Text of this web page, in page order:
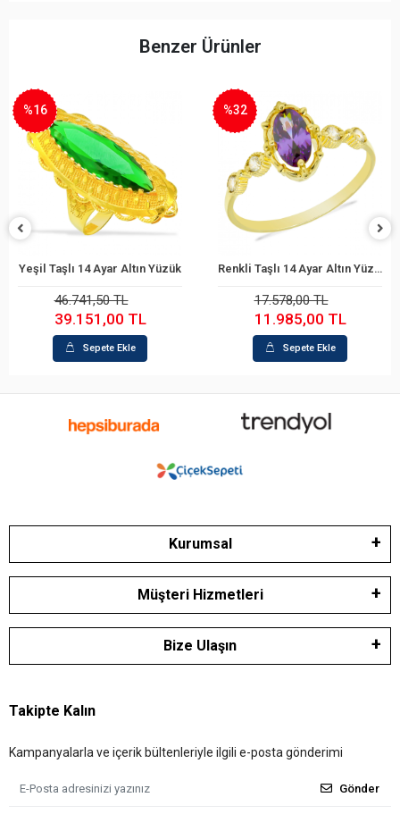
Benzer Ürünler
Sepete Ekle
Yeşil Taşlı 14 Ayar Altın Yüzük
%16
46.741,50 TL
39.151,00 TL
Sepete Ekle
Sepete Ekle
Renkli Taşlı 14 Ayar Altın Yüzük
%32
17.578,00 TL
11.985,00 TL
Sepete Ekle
Kurumsal
Müşteri Hizmetleri
Bize Ulaşın
Takipte Kalın
Kampanyalarla ve içerik bültenleriyle ilgili e-posta gönderimi
Gönder